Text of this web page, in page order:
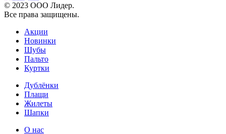
© 2023 ООО Лидер.
Все права защищены.
Акции
Новинки
Шубы
Пальто
Куртки
Дублёнки
Плащи
Жилеты
Шапки
О нас